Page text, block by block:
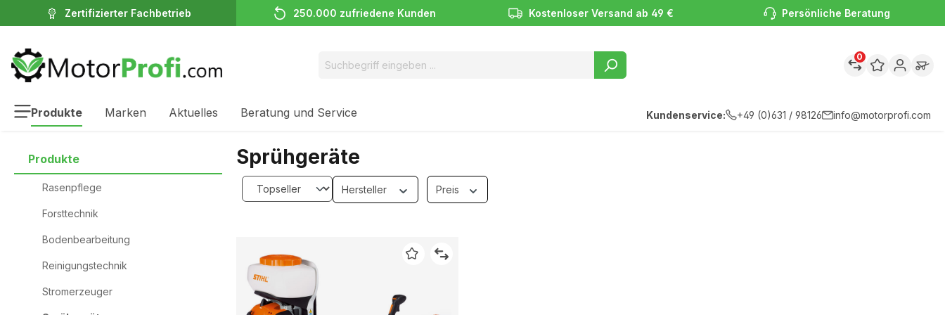
springenZertifizierter Fachbetrieb 250.000 zufriedene Kunden Kostenloser Versand ab 49 € Persönliche Beratung
0
Produkte Marken Aktuelles Beratung und Service Kundenservice: +49 (0)631 / 98126 info@motorprofi.com
Produkte
Rasenpflege
Forsttechnik
Bodenbearbeitung
Reinigungstechnik
Stromerzeuger
Sprühgeräte
Hersteller Preis